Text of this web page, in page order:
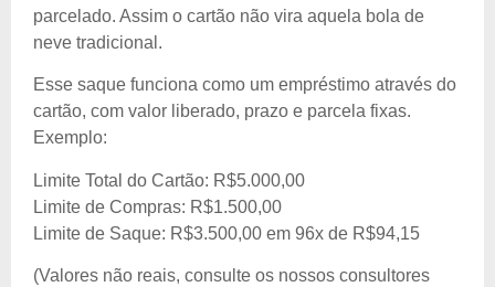
parcelado. Assim o cartão não vira aquela bola de
neve tradicional.
Esse saque funciona como um empréstimo através do
cartão, com valor liberado, prazo e parcela fixas.
Exemplo:
Limite Total do Cartão: R$5.000,00
Limite de Compras: R$1.500,00
Limite de Saque: R$3.500,00 em 96x de R$94,15
(Valores não reais, consulte os nossos consultores